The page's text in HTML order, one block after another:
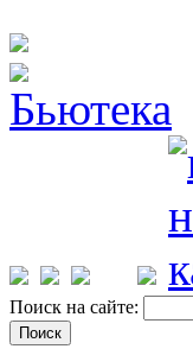
Поиск на сайте: